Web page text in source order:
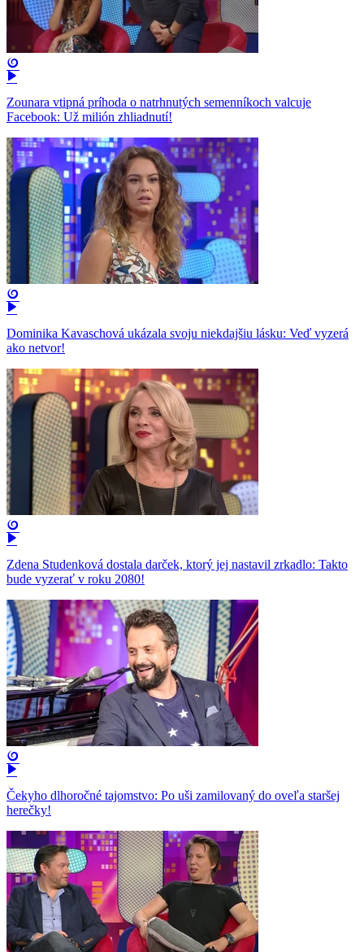
Zounara vtipná príhoda o natrhnutých semenníkoch valcuje
Facebook: Už milión zhliadnutí!
Dominika Kavaschová ukázala svoju niekdajšiu lásku: Veď vyzerá
ako netvor!
Zdena Studenková dostala darček, ktorý jej nastavil zrkadlo: Takto
bude vyzerať v roku 2080!
Čekyho dlhoročné tajomstvo: Po uši zamilovaný do oveľa staršej
herečky!